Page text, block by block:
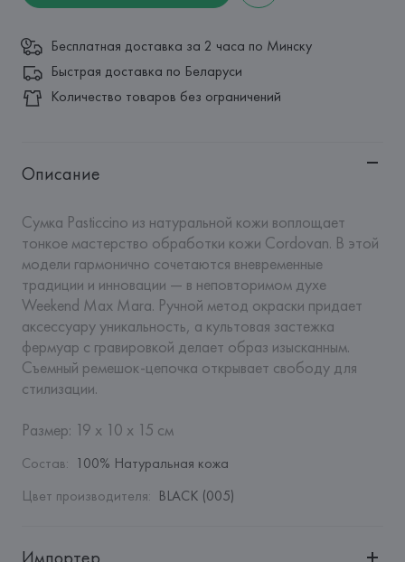
Бесплатная доставка за 2 часа по Минску
Быстрая доставка по Беларуси
Количество товаров без ограничений
Описание
Сумка Pasticcino из натуральной кожи воплощает
тонкое мастерство обработки кожи Cordovan. В этой
модели гармонично сочетаются вневременные
традиции и инновации — в неповторимом духе
Weekend Max Mara. Ручной метод окраски придает
аксессуару уникальность, а культовая застежка
фермуар с гравировкой делает образ изысканным.
Съемный ремешок-цепочка открывает свободу для
стилизации.
Размер: 19 x 10 x 15 см
Состав: 100% Натуральная кожа
Цвет производителя: BLACK (005)